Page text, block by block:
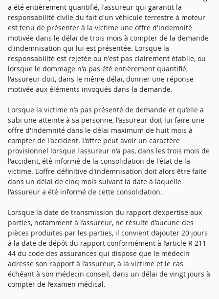
a été entièrement quantifié, l'assureur qui garantit la
responsabilité civile du fait d'un véhicule terrestre à moteur
est tenu de présenter à la victime une offre d'indemnité
motivée dans le délai de trois mois à compter de la demande
d'indemnisation qui lui est présentée. Lorsque la
responsabilité est rejetée ou n'est pas clairement établie, ou
lorsque le dommage n'a pas été entièrement quantifié,
l'assureur doit, dans le même délai, donner une réponse
motivée aux éléments invoqués dans la demande.
Lorsque la victime n’a pas présenté de demande et qu’elle a
subi une atteinte à sa personne, l’assureur doit lui faire une
offre d'indemnité dans le délai maximum de huit mois à
compter de l'accident. L’offre peut avoir un caractère
provisionnel lorsque l'assureur n'a pas, dans les trois mois de
l'accident, été informé de la consolidation de l'état de la
victime. L'offre définitive d'indemnisation doit alors être faite
dans un délai de cinq mois suivant la date à laquelle
l'assureur a été informé de cette consolidation.
Lorsque la date de transmission du rapport d’expertise aux
parties, notamment à l’assureur, ne résulte d’aucune des
pièces produites par les parties, il convient d’ajouter 20 jours
à la date de dépôt du rapport conformément à l’article R 211-
44 du code des assurances qui dispose que le médecin
adresse son rapport à l’assureur, à la victime et le cas
échéant à son médecin conseil, dans un délai de vingt jours à
compter de l’examen médical.